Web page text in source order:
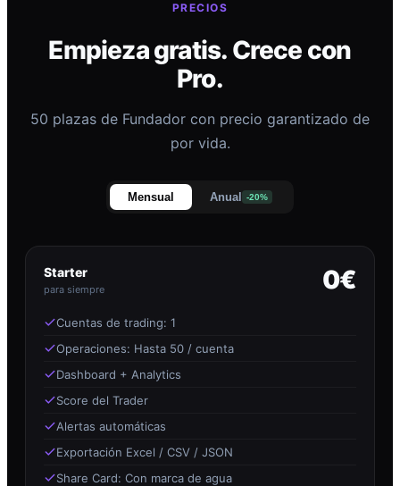
PRECIOS
Empieza gratis. Crece con
Pro.
50 plazas de Fundador con precio garantizado de
por vida.
Mensual Anual -20%
Starter
para siempre 0€
Cuentas de trading: 1
Operaciones: Hasta 50 / cuenta
Dashboard + Analytics
Score del Trader
Alertas automáticas
Exportación Excel / CSV / JSON
Share Card: Con marca de agua